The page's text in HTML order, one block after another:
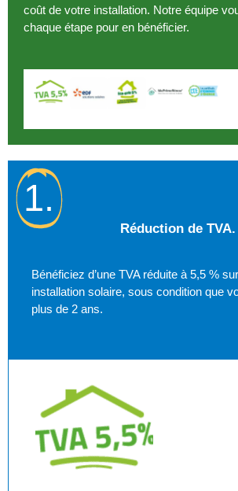
coût de votre installation. Notre équipe
chaque étape pour en bénéficier.
1.
Réduction de TVA.
Bénéficiez d’une TVA réduite à 5,5 %
installation solaire, sous condition que
plus de 2 ans.